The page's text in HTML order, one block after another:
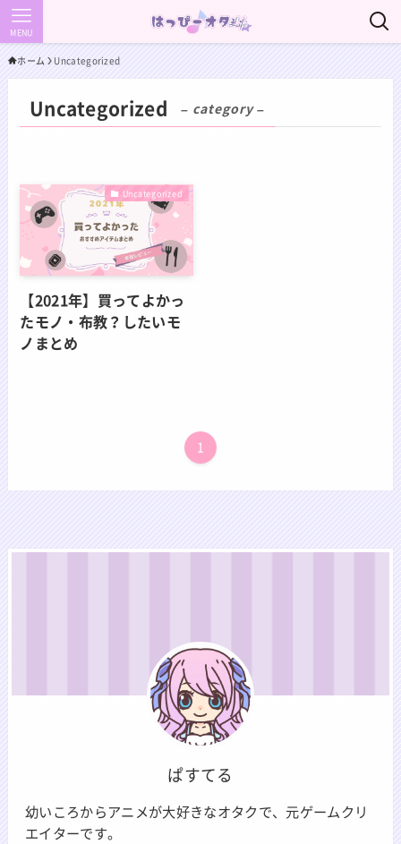
MENU
ホーム Uncategorized
Uncategorized – category –
Uncategorized
【2021年】買ってよかっ
たモノ・布教？したいモ
ノまとめ
1
ぱすてる
幼いころからアニメが大好きなオタクで、元ゲームクリ
エイターです。